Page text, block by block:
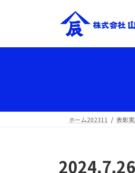
ホーム202311 表彰